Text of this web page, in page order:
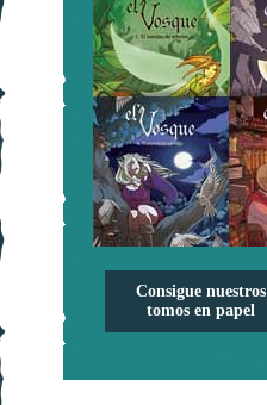
Consigue nuestros
tomos en papel